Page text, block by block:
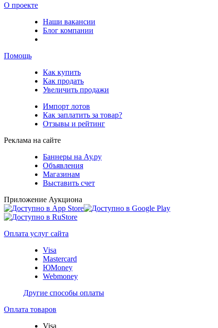
О проекте
Наши вакансии
Блог компании
Помощь
Как купить
Как продать
Увеличить продажи
Импорт лотов
Как заплатить за товар?
Отзывы и рейтинг
Реклама на сайте
Баннеры на Ау.ру
Объявления
Магазинам
Выставить счет
Приложение Аукциона
Оплата услуг сайта
Visa
Mastercard
ЮMoney
Webmoney
Другие способы оплаты
Оплата товаров
Visa